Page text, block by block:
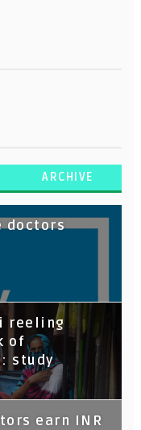
ARCHIVE
doctors
reeling
of
study
earn INR